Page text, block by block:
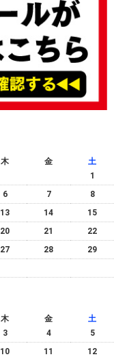
木 金
土
1
6 7
8
13 14
15
20 21
22
27 28
29
木 金
土
3 4
5
10 11 12